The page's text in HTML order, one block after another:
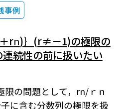
事例
rn)｝(r≠－1)の極限の
続性の前に扱いたい
限の問題として，rn/ｒｎ
に含む分数列の極限を扱